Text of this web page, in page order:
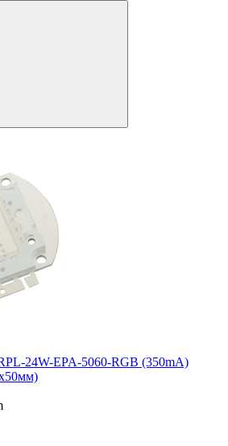
24W-EPA-5060-RGB (350mA)